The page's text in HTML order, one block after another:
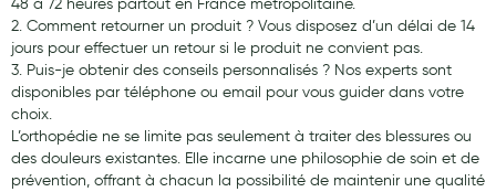
48 à 72 heures partout en France métropolitaine.
2. Comment retourner un produit ? Vous disposez d’un délai de 14
jours pour effectuer un retour si le produit ne convient pas.
3. Puis-je obtenir des conseils personnalisés ? Nos experts sont
disponibles par téléphone ou email pour vous guider dans votre
choix.
L’orthopédie ne se limite pas seulement à traiter des blessures ou
des douleurs existantes. Elle incarne une philosophie de soin et de
prévention, offrant à chacun la possibilité de maintenir une qualité